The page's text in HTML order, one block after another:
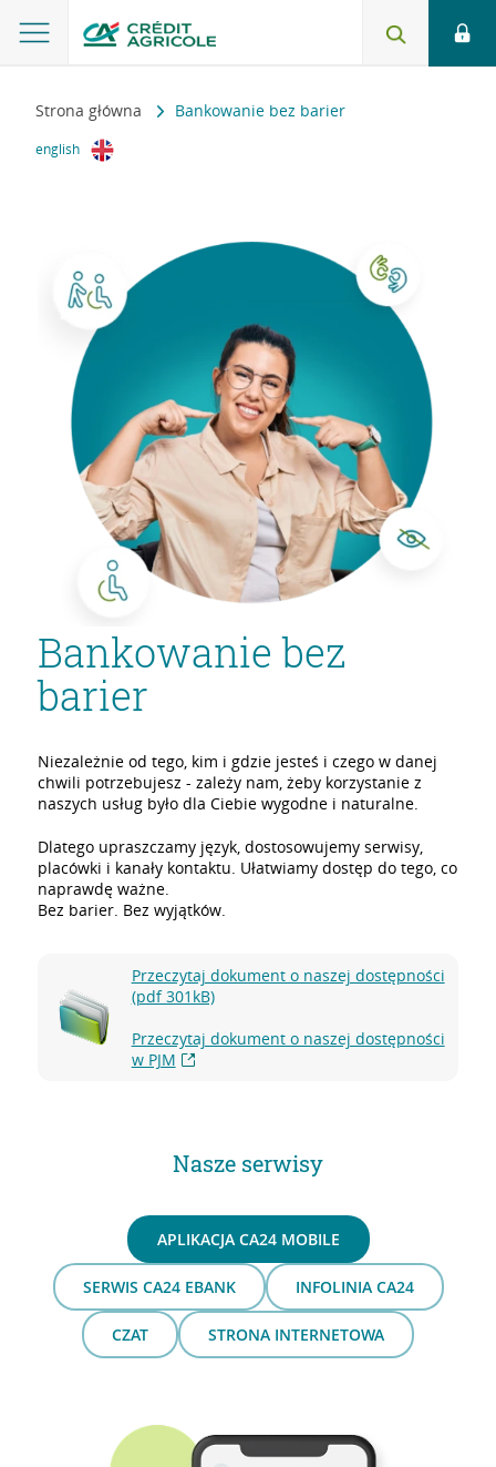
Strona główna Bankowanie bez barier
english
Bankowanie bez
barier
Niezależnie od tego, kim i gdzie jesteś i czego w danej
chwili potrzebujesz - zależy nam, żeby korzystanie z
naszych usług było dla Ciebie wygodne i naturalne.
Dlatego upraszczamy język, dostosowujemy serwisy,
placówki i kanały kontaktu. Ułatwiamy dostęp do tego, co
naprawdę ważne.
Bez barier. Bez wyjątków.
Przeczytaj dokument o naszej dostępności
(pdf 301kB)
Przeczytaj dokument o naszej dostępności
w PJM
Nasze serwisy
APLIKACJA CA24 MOBILE
SERWIS CA24 EBANK INFOLINIA CA24
CZAT STRONA INTERNETOWA